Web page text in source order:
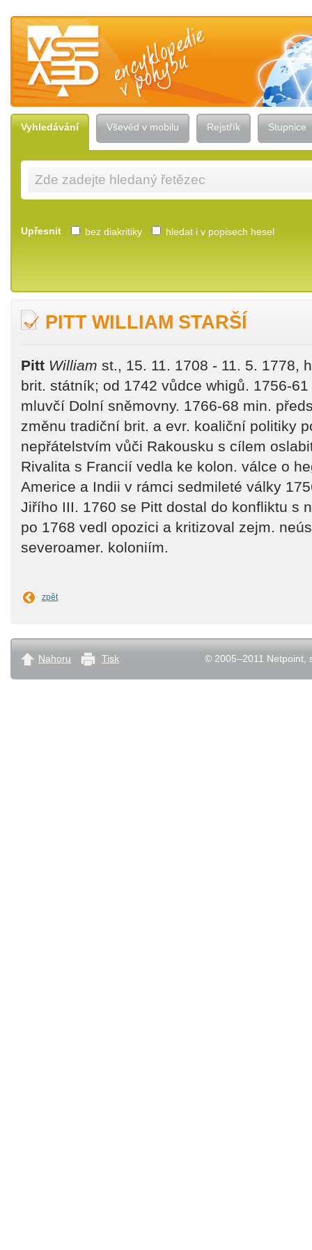
Vševěd — encyklopedie v pohybu
Vyhledávání Vševěd v mobilu Rejstřík Stupnice
Upřesnit bez diakritiky hledat i v popisech hesel
PITT WILLIAM STARŠÍ
Pitt William st., 15. 11. 1708 - 11. 5. 1778,
brit. státník; od 1742 vůdce whigů. 1756-
mluvčí Dolní sněmovny. 1766-68 min.
změnu tradiční brit. a evr. koaliční politiky
nepřátelstvím vůči Rakousku s cílem
Rivalita s Francií vedla ke kolon. válce o
Americe a Indii v rámci sedmileté války
Jiřího III. 1760 se Pitt dostal do konfliktu s
po 1768 vedl opozici a kritizoval zejm.
severoamer. koloniím.
zpět
© 2005–2011 Netpoint,
Nahoru Tisk